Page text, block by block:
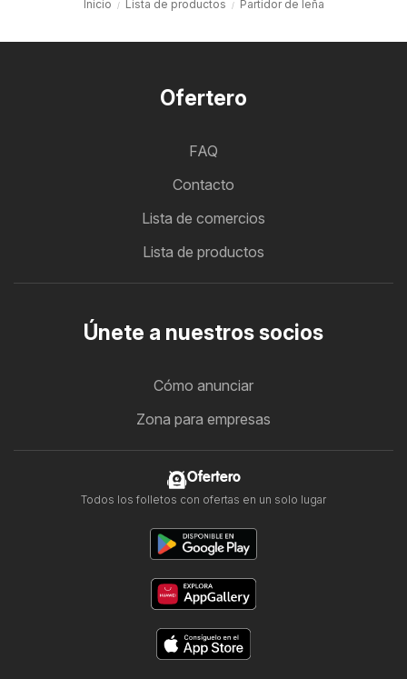
Inicio Lista de productos Partidor de leña
Ofertero
FAQ
Contacto
Lista de comercios
Lista de productos
Únete a nuestros socios
Cómo anunciar
Zona para empresas
Ofertero
Todos los folletos con ofertas en un solo lugar